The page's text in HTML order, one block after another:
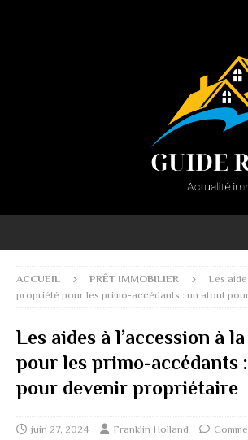
ACCUEIL PRÊT IMMOBILIER
Les
propriété pour les primo-accédants : un atout
Les aides à l’accession à
pour les primo-accédants
pour devenir propriétaire
juin 27, 2024 Franklin Holland